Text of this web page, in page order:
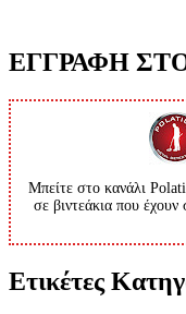
ΕΓΓΡΑΦΗ ΣΤΟ
Μπείτε στο κανάλι
σε βιντεάκια που
Ετικέτες